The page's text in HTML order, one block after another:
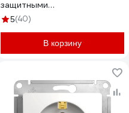
защитными
шторками.Безвинтовые
панелью.Белая 753420
5(40)
В корзину